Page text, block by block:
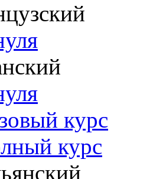
курс
курс